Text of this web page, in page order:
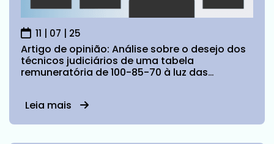
11 | 07 | 25
Artigo de opinião: Análise sobre o desejo dos
técnicos judiciários de uma tabela
remuneratória de 100-85-70 à luz das
dos Deputados e Senado Federal
Leia mais